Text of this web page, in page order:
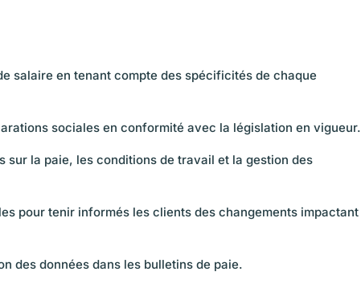
salaire en tenant compte des spécificités de chaque
sociales en conformité avec la législation en vigueur.
sur la paie, les conditions de travail et la gestion des
pour tenir informés les clients des changements impactant
des données dans les bulletins de paie.